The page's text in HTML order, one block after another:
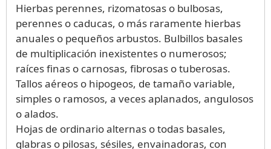
Hierbas perennes, rizomatosas o bulbosas,
perennes o caducas, o más raramente hierbas
anuales o pequeños arbustos. Bulbillos basales
de multiplicación inexistentes o numerosos;
raíces finas o carnosas, fibrosas o tuberosas.
Tallos aéreos o hipogeos, de tamaño variable,
simples o ramosos, a veces aplanados, angulosos
o alados.
Hojas de ordinario alternas o todas basales,
glabras o pilosas, sésiles, envainadoras, con